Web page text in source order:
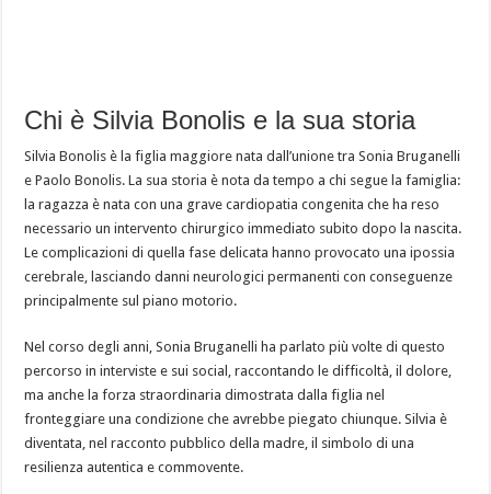
Chi è Silvia Bonolis e la sua storia
Silvia Bonolis è la figlia maggiore nata dall’unione tra Sonia Bruganelli
e Paolo Bonolis. La sua storia è nota da tempo a chi segue la famiglia:
la ragazza è nata con una grave cardiopatia congenita che ha reso
necessario un intervento chirurgico immediato subito dopo la nascita.
Le complicazioni di quella fase delicata hanno provocato una ipossia
cerebrale, lasciando danni neurologici permanenti con conseguenze
principalmente sul piano motorio.
Nel corso degli anni, Sonia Bruganelli ha parlato più volte di questo
percorso in interviste e sui social, raccontando le difficoltà, il dolore,
ma anche la forza straordinaria dimostrata dalla figlia nel
fronteggiare una condizione che avrebbe piegato chiunque. Silvia è
diventata, nel racconto pubblico della madre, il simbolo di una
resilienza autentica e commovente.